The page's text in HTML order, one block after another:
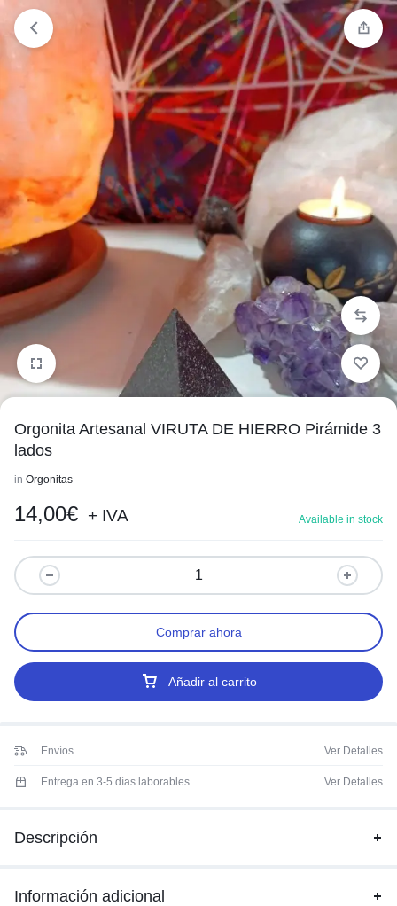
Orgonita Artesanal VIRUTA DE HIERRO Pirámide 3
lados
in Orgonitas
14,00€ + IVA Available in stock
Añadir al carrito
Comprar ahora
Envíos Ver Detalles
Entrega en 3-5 días laborables Ver Detalles
Descripción
Información adicional